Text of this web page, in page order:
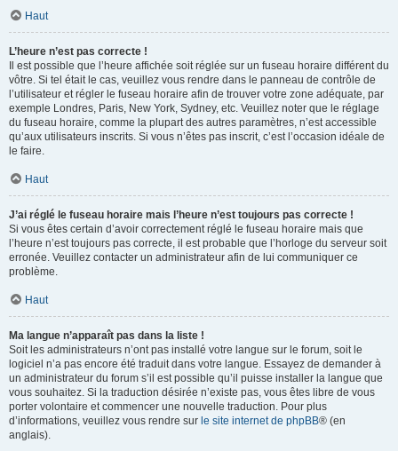
Haut
L’heure n’est pas correcte !
Il est possible que l’heure affichée soit réglée sur un fuseau horaire différent du
vôtre. Si tel était le cas, veuillez vous rendre dans le panneau de contrôle de
l’utilisateur et régler le fuseau horaire afin de trouver votre zone adéquate, par
exemple Londres, Paris, New York, Sydney, etc. Veuillez noter que le réglage
du fuseau horaire, comme la plupart des autres paramètres, n’est accessible
qu’aux utilisateurs inscrits. Si vous n’êtes pas inscrit, c’est l’occasion idéale de
le faire.
Haut
J’ai réglé le fuseau horaire mais l’heure n’est toujours pas correcte !
Si vous êtes certain d’avoir correctement réglé le fuseau horaire mais que
l’heure n’est toujours pas correcte, il est probable que l’horloge du serveur soit
erronée. Veuillez contacter un administrateur afin de lui communiquer ce
problème.
Haut
Ma langue n’apparaît pas dans la liste !
Soit les administrateurs n’ont pas installé votre langue sur le forum, soit le
logiciel n’a pas encore été traduit dans votre langue. Essayez de demander à
un administrateur du forum s’il est possible qu’il puisse installer la langue que
vous souhaitez. Si la traduction désirée n’existe pas, vous êtes libre de vous
porter volontaire et commencer une nouvelle traduction. Pour plus
d’informations, veuillez vous rendre sur le site internet de phpBB® (en
anglais).